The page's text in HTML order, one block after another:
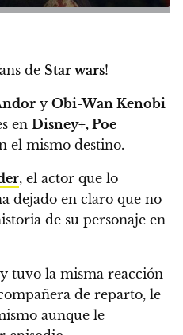
de Star wars!
y Obi-Wan Kenobi
en Disney+, Poe
el mismo destino.
, el actor que lo
dejado en claro que no
de su personaje en
y tuvo la misma reacción
de reparto, le
aunque le